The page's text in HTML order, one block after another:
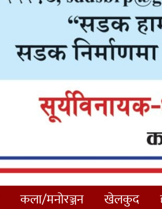
कला/मनोरञ्जन खेलकुद